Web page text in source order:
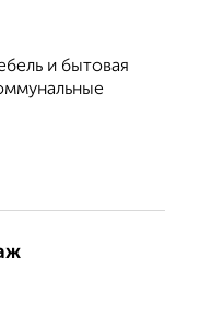
и бытовая